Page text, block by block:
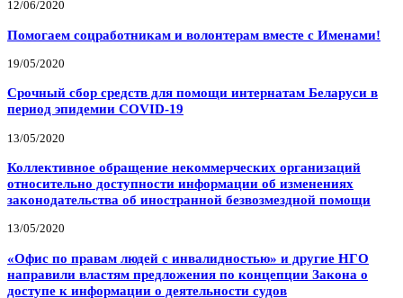
12/06/2020
Помогаем соцработникам и волонтерам вместе с Именами!
19/05/2020
Срочный сбор средств для помощи интернатам Беларуси в
период эпидемии COVID-19
13/05/2020
Коллективное обращение некоммерческих организаций
относительно доступности информации об изменениях
законодательства об иностранной безвозмездной помощи
13/05/2020
«Офис по правам людей с инвалидностью» и другие НГО
направили властям предложения по концепции Закона о
доступе к информации о деятельности судов